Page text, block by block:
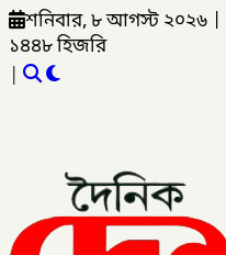
শনিবার, ৮ আগস্ট ২০২৬
১৪৪৮ হিজরি
|